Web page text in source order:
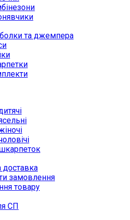
та джемпера
доставка
замовлення
товару
СП